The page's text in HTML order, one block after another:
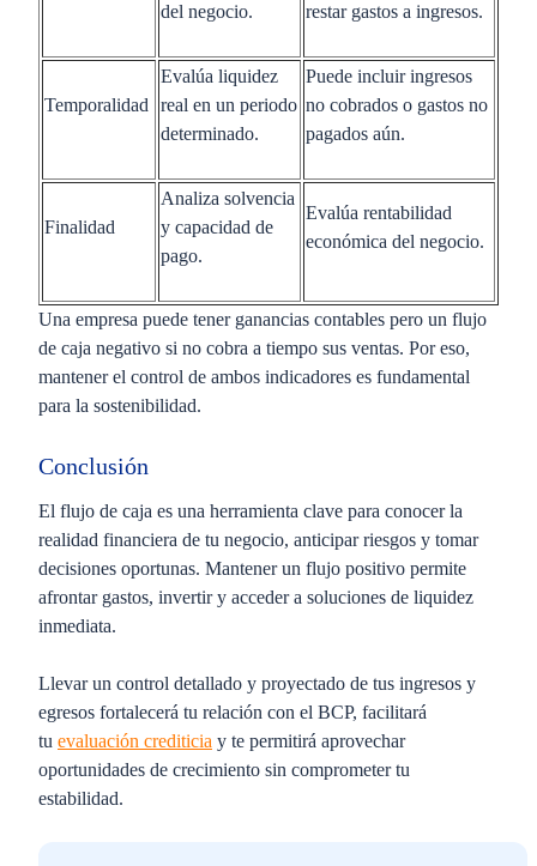
del negocio.
restar gastos a ingresos.
Temporalidad
Evalúa liquidez
real en un periodo
determinado.
Puede incluir ingresos
no cobrados o gastos no
pagados aún.
Finalidad
Analiza solvencia
y capacidad de
pago.
Evalúa rentabilidad
económica del negocio.
Una empresa puede tener ganancias contables pero un flujo
de caja negativo si no cobra a tiempo sus ventas. Por eso,
mantener el control de ambos indicadores es fundamental
para la sostenibilidad.
Conclusión
El flujo de caja es una herramienta clave para conocer la
realidad financiera de tu negocio, anticipar riesgos y tomar
decisiones oportunas. Mantener un flujo positivo permite
afrontar gastos, invertir y acceder a soluciones de liquidez
inmediata.
Llevar un control detallado y proyectado de tus ingresos y
egresos fortalecerá tu relación con el BCP, facilitará
tu evaluación crediticia y te permitirá aprovechar
oportunidades de crecimiento sin comprometer tu
estabilidad.